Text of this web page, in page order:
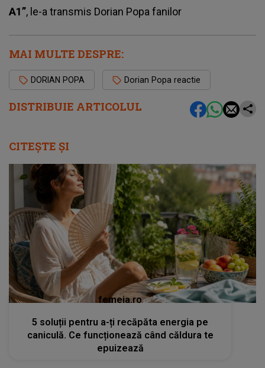
DISTRIBUIE ARTICOLUL
A1”, le-a transmis Dorian Popa fanilor
MAI MULTE DESPRE:
DORIAN POPA Dorian Popa reactie
CITEȘTE ȘI
femeia.ro
5 soluții pentru a-ți recăpăta energia pe
caniculă. Ce funcționează când căldura te
epuizează